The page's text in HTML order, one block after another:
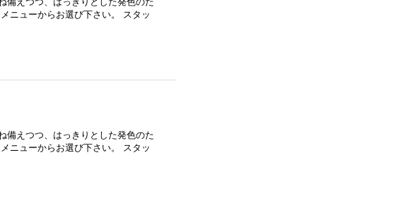
ニューからお選び下さい。 スタッ
備えつつ、はっきりとした発色のた
ニューからお選び下さい。 スタッ